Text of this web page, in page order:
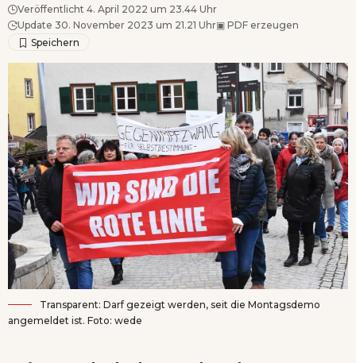
Veröffentlicht 4. April 2022 um 23.44 Uhr
Update 30. November 2023 um 21.21 Uhr▣ PDF erzeugen
Transparent: Darf gezeigt werden, seit die Montagsdemo
angemeldet ist. Foto: wede